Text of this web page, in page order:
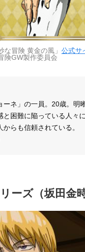
な冒険 黄金の風」 公式サ
険GW製作委員会
ーネ」の一員。20歳。明
と困難に陥っている人々
らも信頼されている。
ーズ（坂田金